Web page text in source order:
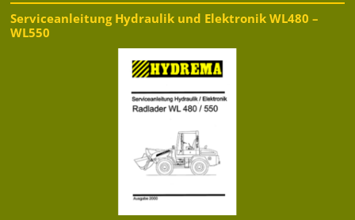
Serviceanleitung Hydraulik und Elektronik WL480 –
WL550